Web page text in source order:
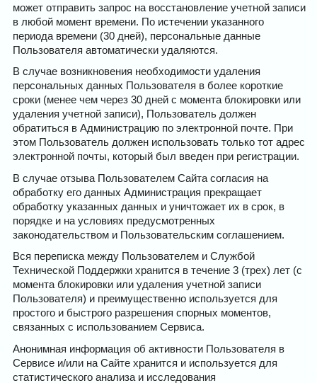
может отправить запрос на восстановление учетной записи
в любой момент времени. По истечении указанного
периода времени (30 дней), персональные данные
Пользователя автоматически удаляются.
В случае возникновения необходимости удаления
персональных данных Пользователя в более короткие
сроки (менее чем через 30 дней с момента блокировки или
удаления учетной записи), Пользователь должен
обратиться в Администрацию по электронной почте. При
этом Пользователь должен использовать только тот адрес
электронной почты, который был введен при регистрации.
В случае отзыва Пользователем Сайта согласия на
обработку его данных Администрация прекращает
обработку указанных данных и уничтожает их в срок, в
порядке и на условиях предусмотренных
законодательством и Пользовательским соглашением.
Вся переписка между Пользователем и Службой
Технической Поддержки хранится в течение 3 (трех) лет (с
момента блокировки или удаления учетной записи
Пользователя) и преимущественно используется для
простого и быстрого разрешения спорных моментов,
связанных с использованием Сервиса.
Анонимная информация об активности Пользователя в
Сервисе и/или на Сайте хранится и используется для
статистического анализа и исследования